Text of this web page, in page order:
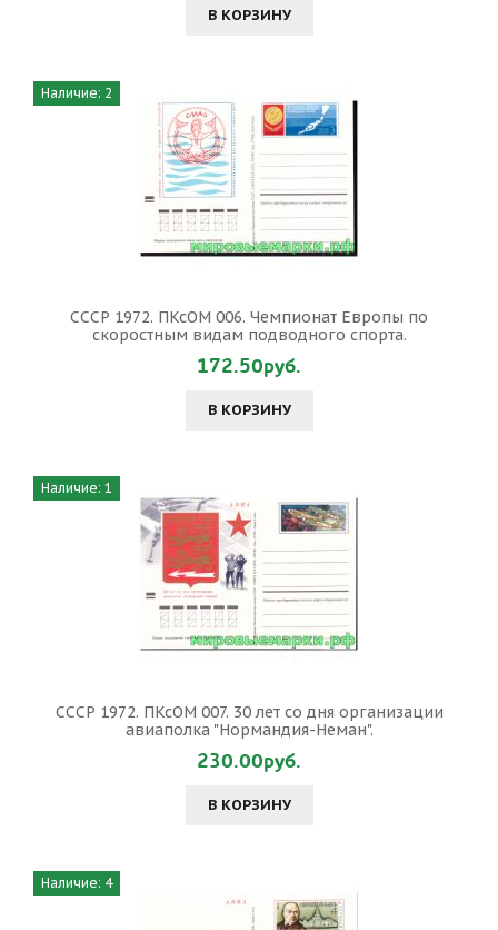
В КОРЗИНУ
Наличие: 2
СССР 1972. ПКсОМ 006. Чемпионат Европы по
скоростным видам подводного спорта.
172.50руб.
В КОРЗИНУ
Наличие: 1
СССР 1972. ПКсОМ 007. 30 лет со дня организации
авиаполка "Нормандия-Неман".
230.00руб.
В КОРЗИНУ
Наличие: 4